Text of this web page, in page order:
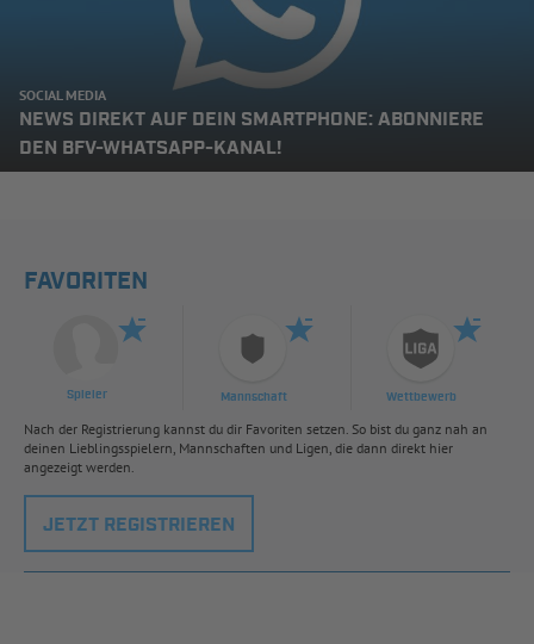
SOCIAL MEDIA
NEWS DIREKT AUF DEIN SMARTPHONE: ABONNIERE
DEN BFV-WHATSAPP-KANAL!
FAVORITEN
Spieler Mannschaft Wettbewerb
Nach der Registrierung kannst du dir Favoriten setzen. So bist du ganz nah an
deinen Lieblingsspielern, Mannschaften und Ligen, die dann direkt hier
angezeigt werden.
JETZT REGISTRIEREN